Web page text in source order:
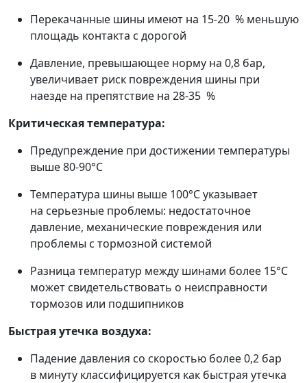
Перекачанные шины имеют на 15-20 % меньшую
площадь контакта с дорогой
Давление, превышающее норму на 0,8 бар,
увеличивает риск повреждения шины при
наезде на препятствие на 28-35 %
Критическая температура:
Предупреждение при достижении температуры
выше 80-90°C
Температура шины выше 100°C указывает
на серьезные проблемы: недостаточное
давление, механические повреждения или
проблемы с тормозной системой
Разница температур между шинами более 15°C
может свидетельствовать о неисправности
тормозов или подшипников
Быстрая утечка воздуха:
Падение давления со скоростью более 0,2 бар
в минуту классифицируется как быстрая утечка